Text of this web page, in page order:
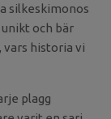
silkeskimonos
och bär
vars historia vi
plagg